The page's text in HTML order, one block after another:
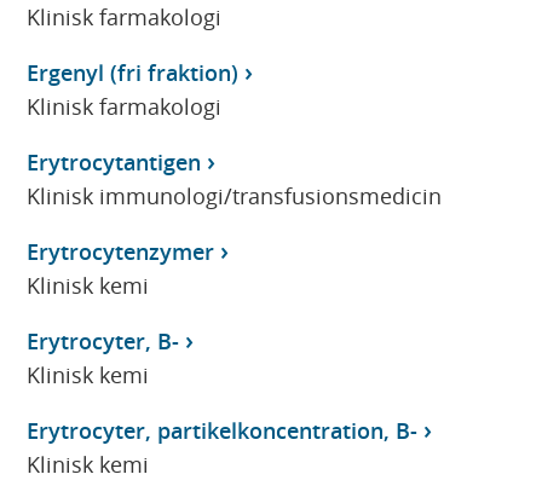
Klinisk farmakologi
Ergenyl (fri fraktion)
Klinisk farmakologi
Erytrocytantigen
Klinisk immunologi/transfusionsmedicin
Erytrocytenzymer
Klinisk kemi
Erytrocyter, B-
Klinisk kemi
Erytrocyter, partikelkoncentration, B-
Klinisk kemi